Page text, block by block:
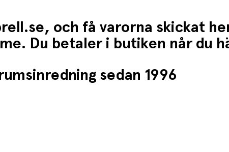
och få varorna skickat
Du betaler i butiken når du
sedan 1996